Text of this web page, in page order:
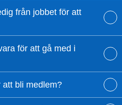
från jobbet för att
för att gå med i
att bli medlem?